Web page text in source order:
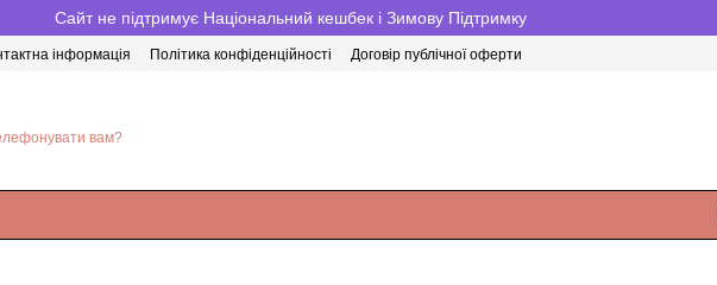
Сайт не підтримує Національний кешбек і Зимову Підтримку
інформація Політика конфіденційності Договір публічної оферти
вам?